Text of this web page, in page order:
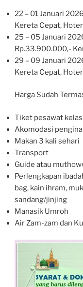
22 – 01 Januari
Kereta Cepat,
25 – 05 Januari
Rp.33.900.000,-
29 – 09 Januari
Kereta Cepat,
Harga Sudah
Tiket pesawat
Akomodasi
Makan 3 kali sehari
Transport
Guide atau
Perlengkapan
bag, kain ihram,
sandang/jinjing
Manasik Umroh
Air Zam-zam dan